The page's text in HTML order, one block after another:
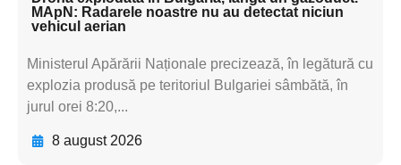
MApN: Radarele noastre nu au detectat niciun
vehicul aerian
Ministerul Apărării Naționale precizează, în legătură cu
explozia produsă pe teritoriul Bulgariei sâmbătă, în
jurul orei 8:20,...
8 august 2026